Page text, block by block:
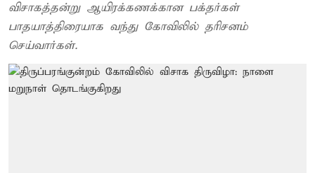
விசாகத்தன்று ஆயிரக்கணக்கான பக்தர்கள்
பாதயாத்திரையாக வந்து கோவிலில் தரிசனம்
செய்வார்கள்.